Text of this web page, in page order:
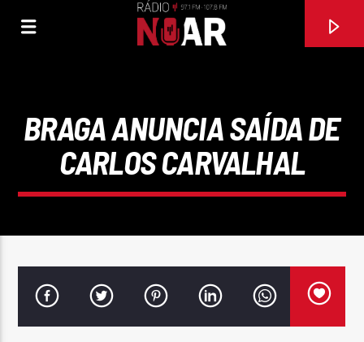
FAIXA ATUAL
BRAGA ANUNCIA SAÍDA DE
CARLOS CARVALHAL